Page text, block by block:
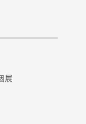
展